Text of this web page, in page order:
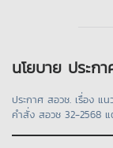
นโยบาย ประก
ประกาศ สอวช. เรื่อง แน
คำสั่ง สอวช 32-2568 แ